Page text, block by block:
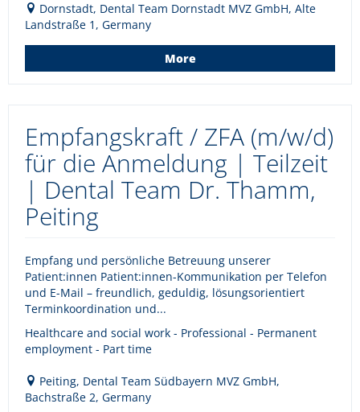
Dornstadt, Dental Team Dornstadt MVZ GmbH, Alte
Landstraße 1, Germany
More
Empfangskraft / ZFA (m/w/d)
für die Anmeldung | Teilzeit
| Dental Team Dr. Thamm,
Peiting
Empfang und persönliche Betreuung unserer
Patient:innen Patient:innen-Kommunikation per Telefon
und E-Mail – freundlich, geduldig, lösungsorientiert
Terminkoordination und...
Healthcare and social work - Professional - Permanent
employment - Part time
Peiting, Dental Team Südbayern MVZ GmbH,
Bachstraße 2, Germany